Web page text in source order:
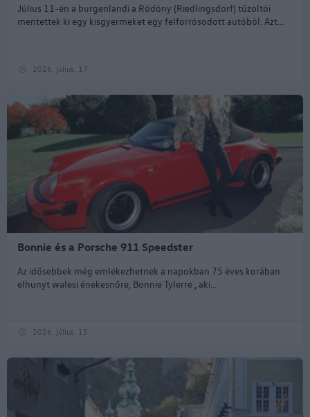
Július 11-én a burgenlandi a Rödöny (Riedlingsdorf) tűzoltói
mentettek ki egy kisgyermeket egy felforrósodott autóból. Azt...
2026. július. 17.
Bonnie és a Porsche 911 Speedster
Az idősebbek még emlékezhetnek a napokban 75 éves korában
elhunyt walesi énekesnőre, Bonnie Tylerre , aki...
2026. július. 15.